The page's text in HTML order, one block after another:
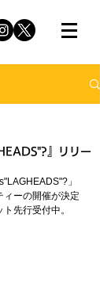
』リリー
」
ィーの開催が決定
先行受付中。